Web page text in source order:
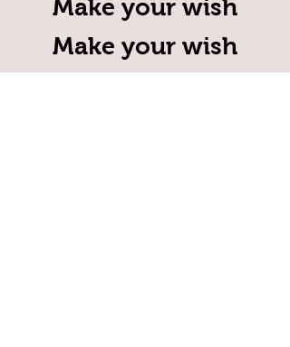
Make your wish
Make your wish